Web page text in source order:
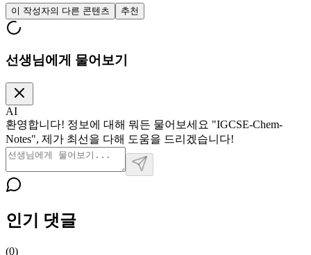
이 작성자의 다른 콘텐츠 추천
선생님에게 물어보기
AI
환영합니다! 정보에 대해 뭐든 물어보세요 "IGCSE-Chem-
Notes", 제가 최선을 다해 도움을 드리겠습니다!
인기 댓글
(0)